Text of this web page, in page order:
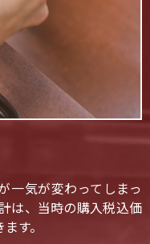
一気が変わってしまっ
は、当時の購入税込価
す。